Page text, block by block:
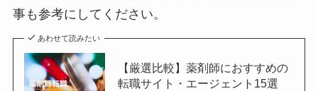
事も参考にしてください。
あわせて読みたい
【厳選比較】薬剤師におすすめの
転職サイト・エージェント15選